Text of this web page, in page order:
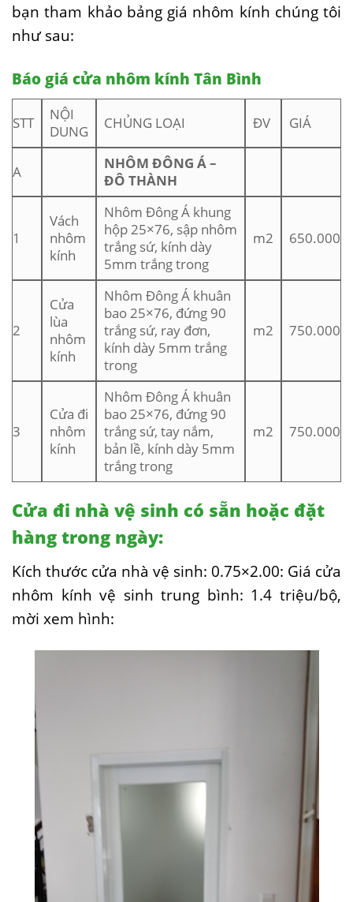
bạn tham khảo bảng giá nhôm kính chúng tôi
như sau:
Báo giá cửa nhôm kính Tân Bình
STT
NỘI
DUNG
CHỦNG LOẠI ĐV GIÁ
A
NHÔM ĐÔNG Á –
ĐÔ THÀNH
1
Vách
nhôm
kính
Nhôm Đông Á khung
hộp 25×76, sập nhôm
trắng sứ, kính dày
5mm trắng trong
m2 650.000
2
Cửa
lùa
nhôm
kính
Nhôm Đông Á khuân
bao 25×76, đứng 90
trắng sứ, ray đơn,
kính dày 5mm trắng
trong
m2 750.000
3
Cửa đi
nhôm
kính
Nhôm Đông Á khuân
bao 25×76, đứng 90
trắng sứ, tay nắm,
bản lề, kính dày 5mm
trắng trong
m2 750.000
Cửa đi nhà vệ sinh có sẵn hoặc đặt
hàng trong ngày:
Kích thước cửa nhà vệ sinh: 0.75×2.00: Giá cửa
nhôm kính vệ sinh trung bình: 1.4 triệu/bộ,
mời xem hình: